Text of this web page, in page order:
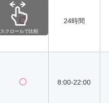
〇 24時間
〇 8:00-22:00
スクロールで比較